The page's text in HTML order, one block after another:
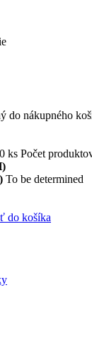
do nákupného
0 ks Počet
To be determined
do košíka